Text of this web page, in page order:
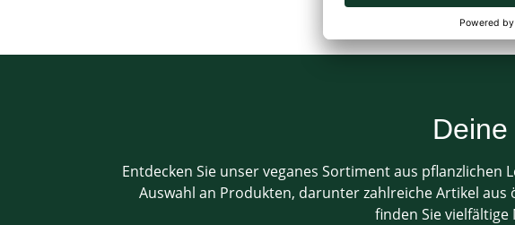
Entdecken Sie unser veganes Sortiment aus
Auswahl an Produkten, darunter zahlreiche Artikel
finden Sie vielfältige